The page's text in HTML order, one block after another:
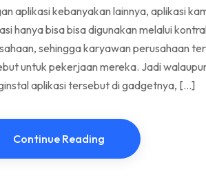
aplikasi kebanyakan lainnya, aplikasi
hanya bisa bisa digunakan melalui
sehingga karyawan perusahaan
untuk pekerjaan mereka. Jadi
aplikasi tersebut di gadgetnya, […]
Continue Reading